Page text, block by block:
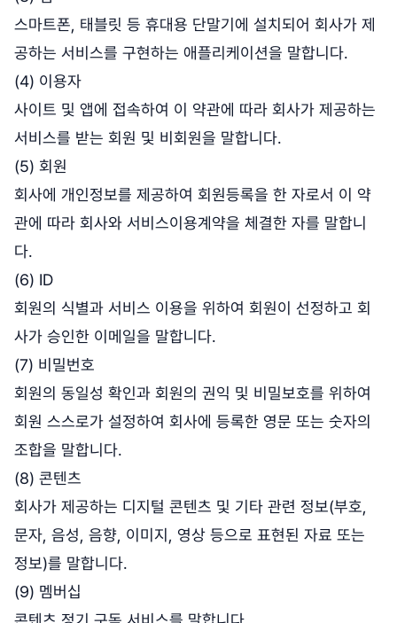
스마트폰, 태블릿 등 휴대용 단말기에 설치되어 회사가 제
공하는 서비스를 구현하는 애플리케이션을 말합니다.
(4) 이용자
사이트 및 앱에 접속하여 이 약관에 따라 회사가 제공하는
서비스를 받는 회원 및 비회원을 말합니다.
(5) 회원
회사에 개인정보를 제공하여 회원등록을 한 자로서 이 약
관에 따라 회사와 서비스이용계약을 체결한 자를 말합니
다.
(6) ID
회원의 식별과 서비스 이용을 위하여 회원이 선정하고 회
사가 승인한 이메일을 말합니다.
(7) 비밀번호
회원의 동일성 확인과 회원의 권익 및 비밀보호를 위하여
회원 스스로가 설정하여 회사에 등록한 영문 또는 숫자의
조합을 말합니다.
(8) 콘텐츠
회사가 제공하는 디지털 콘텐츠 및 기타 관련 정보(부호,
문자, 음성, 음향, 이미지, 영상 등으로 표현된 자료 또는
정보)를 말합니다.
(9) 멤버십